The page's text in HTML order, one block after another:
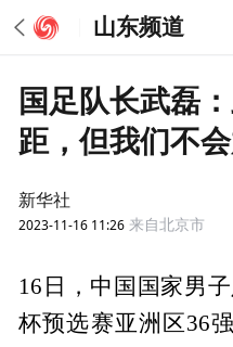
山东频道
国足队长武磊
距，但我们不
新华社
2023-11-16 11:26 来自北京市
16日，中国国家男
杯预选赛亚洲区36